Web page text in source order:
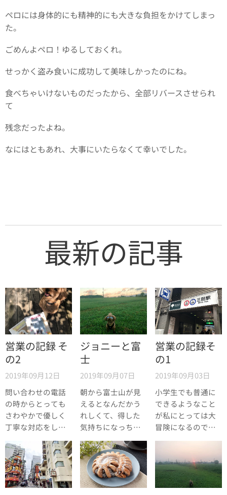
ペロには身体的にも精神的にも大きな負担をかけてしまっ
た。
ごめんよペロ！ゆるしておくれ。
せっかく盗み食いに成功して美味しかったのにね。
食べちゃいけないものだったから、全部リバースさせられ
て
残念だったよね。
なにはともあれ、大事にいたらなくて幸いでした。
最新の記事
営業の記録 そ
の2
2019年09月12日
問い合わせの電話
の時からとっても
さわやかで優しく
丁寧な対応をして
いただきました。
ジョニーと富
士
2019年09月07日
朝から富士山が見
えるとなんだかう
れしくて、得した
気持ちになっちゃ
うんですよね。
営業の記録そ
の1
2019年09月03日
小学生でも普通に
できるようなこと
が私にとっては大
冒険になるので
す。